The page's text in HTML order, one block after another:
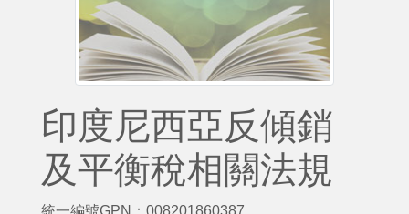
印度尼西亞反傾銷
及平衡稅相關法規
統一編號GPN：008201860387